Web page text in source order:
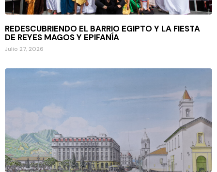
REDESCUBRIENDO EL BARRIO EGIPTO Y LA FIESTA
DE REYES MAGOS Y EPIFANÍA
Julio 27, 2026